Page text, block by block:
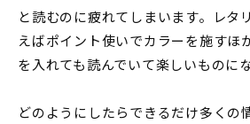
と読むのに疲れてしまいます。レタ
えばポイント使いでカラーを施すほ
を入れても読んでいて楽しいものに
どのようにしたらできるだけ多くの